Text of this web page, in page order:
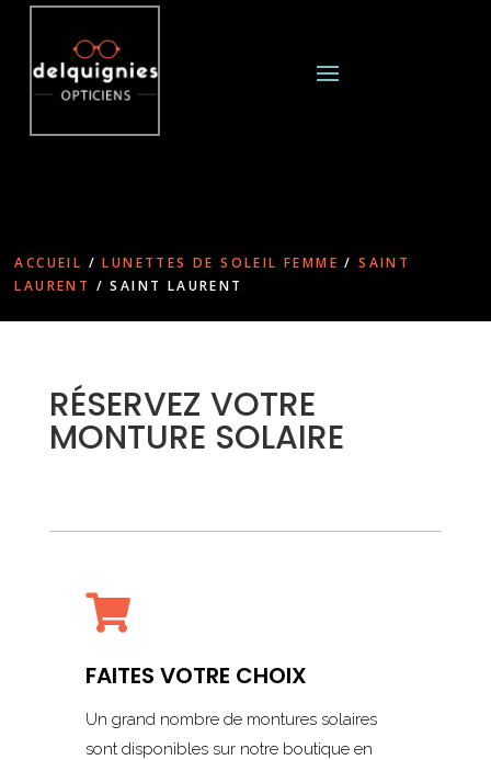
ACCUEIL /LUNETTES DE SOLEIL FEMME /SAINT
LAURENT / SAINT LAURENT
RÉSERVEZ VOTRE
MONTURE SOLAIRE

FAITES VOTRE CHOIX
Un grand nombre de montures solaires
sont disponibles sur notre boutique en